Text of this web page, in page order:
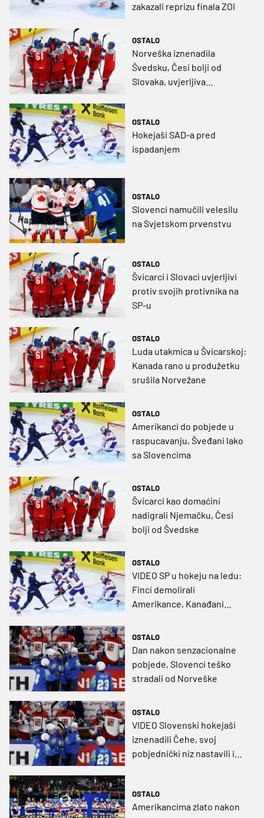
zakazali reprizu finala ZOI
OSTALO
Norveška iznenadila
Švedsku, Česi bolji od
Slovaka, uvjerljiva
OSTALO
Hokejaši SAD-a pred
ispadanjem
OSTALO
Slovenci namučili velesilu
na Svjetskom prvenstvu
OSTALO
Švicarci i Slovaci uvjerljivi
protiv svojih protivnika na
SP-u
OSTALO
Luda utakmica u Švicarskoj:
Kanada rano u produžetku
srušila Norvežane
OSTALO
Amerikanci do pobjede u
raspucavanju, Šveđani lako
sa Slovencima
OSTALO
Švicarci kao domaćini
nadigrali Njemačku, Česi
bolji od Švedske
OSTALO
VIDEO SP u hokeju na ledu:
Finci demolirali
Amerikance, Kanađani
Danaca
OSTALO
Dan nakon senzacionalne
pobjede, Slovenci teško
stradali od Norveške
OSTALO
VIDEO Slovenski hokejaši
iznenadili Čehe, svoj
pobjednički niz nastavili i
OSTALO
Amerikancima zlato nakon